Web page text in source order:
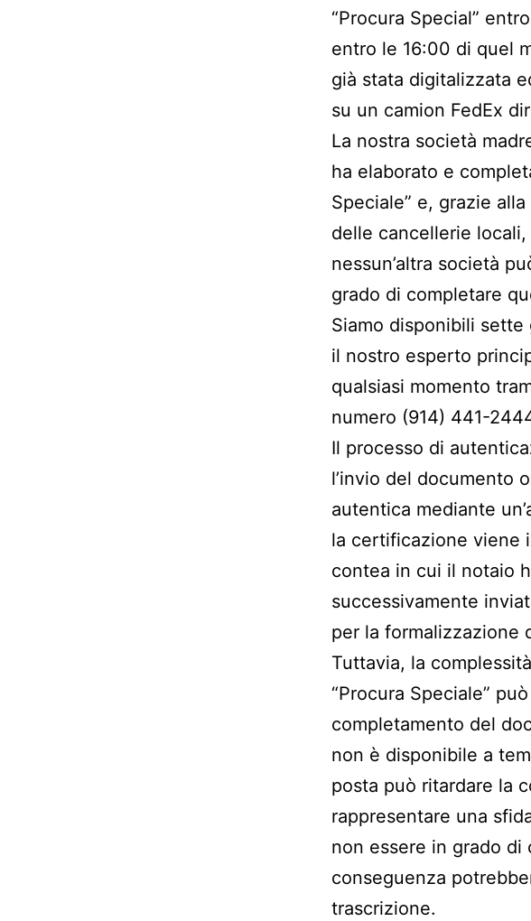
“Procura Special”
entro le 16:00 di quel
già stata digitalizzata
su un camion FedEx
La nostra società
ha elaborato e
Speciale” e, grazie
delle cancellerie
nessun’altra società
grado di completare
Siamo disponibili
il nostro esperto
qualsiasi momento
numero (914) 441-
Il processo di
l’invio del documento
autentica mediante
la certificazione viene
contea in cui il notaio
successivamente
per la formalizzazione
Tuttavia, la
“Procura Speciale”
completamento del
non è disponibile a
posta può ritardare la
rappresentare una
non essere in grado di
conseguenza
trascrizione.